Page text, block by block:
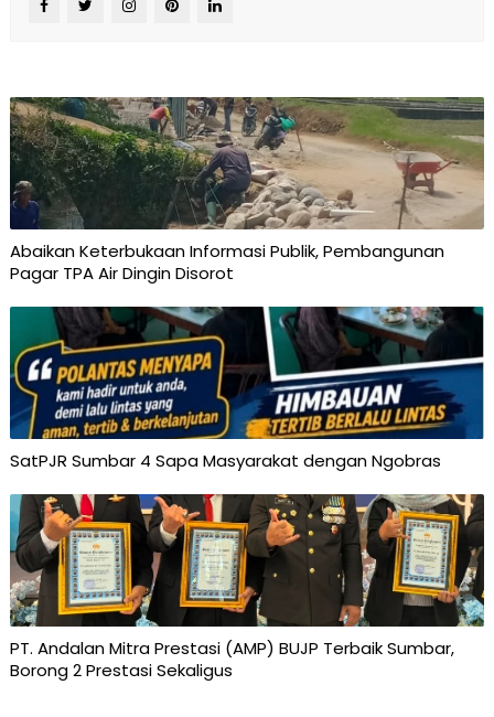
Abaikan Keterbukaan Informasi Publik, Pembangunan
Pagar TPA Air Dingin Disorot
SatPJR Sumbar 4 Sapa Masyarakat dengan Ngobras
PT. Andalan Mitra Prestasi (AMP) BUJP Terbaik Sumbar,
Borong 2 Prestasi Sekaligus